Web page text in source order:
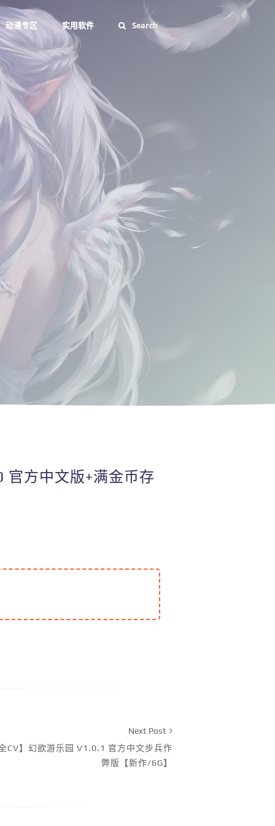
动漫专区 实用软件 Search
方中文版+满金币存
Next Post
CV】幻欲游乐园 V1.0.1 官方中文步兵作
弊版【新作/6G】